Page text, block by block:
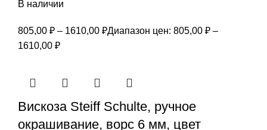
В наличии
805,00 ₽ – 1610,00 ₽Диапазон цен: 805,00 ₽ –
1610,00 ₽
Вискоза Steiff Schulte, ручное
окрашивание, ворс 6 мм, цвет